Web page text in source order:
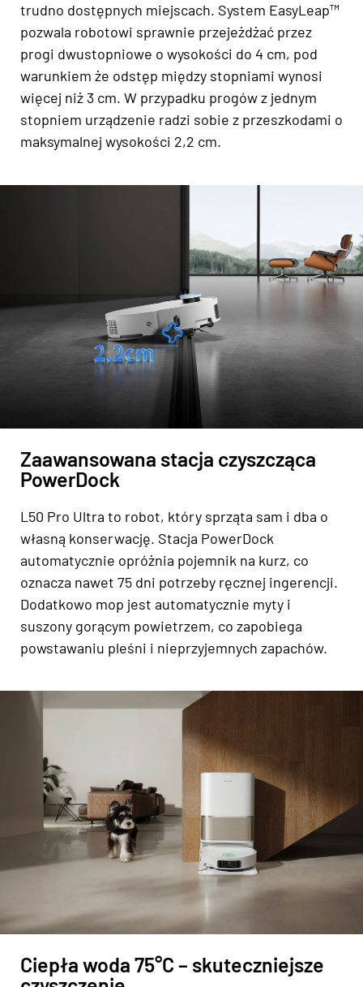
trudno dostępnych miejscach. System EasyLeap™
pozwala robotowi sprawnie przejeżdżać przez
progi dwustopniowe o wysokości do 4 cm, pod
warunkiem że odstęp między stopniami wynosi
więcej niż 3 cm. W przypadku progów z jednym
stopniem urządzenie radzi sobie z przeszkodami o
maksymalnej wysokości 2,2 cm.
Zaawansowana stacja czyszcząca
PowerDock
L50 Pro Ultra to robot, który sprząta sam i dba o
własną konserwację. Stacja PowerDock
automatycznie opróżnia pojemnik na kurz, co
oznacza nawet 75 dni potrzeby ręcznej ingerencji.
Dodatkowo mop jest automatycznie myty i
suszony gorącym powietrzem, co zapobiega
powstawaniu pleśni i nieprzyjemnych zapachów.
Ciepła woda 75°C – skuteczniejsze